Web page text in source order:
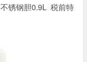
不锈钢胆0.9L 税前特